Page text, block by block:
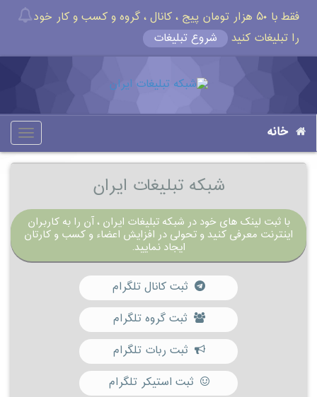
فقط با ۵۰ هزار تومان پیج ، کانال ، گروه و کسب و کار خود
را تبلیغات کنید
شروع تبلیغات
خانه
شبکه تبلیغات ایران
با ثبت لینک های خود در شبکه تبلیغات ایران ، آن را به کاربران
اینترنت معرفی کنید و تحولی در افزایش اعضاء و کسب و کارتان
ایجاد نمایید.
ثبت کانال تلگرام
ثبت گروه تلگرام
ثبت ربات تلگرام
ثبت استیکر تلگرام